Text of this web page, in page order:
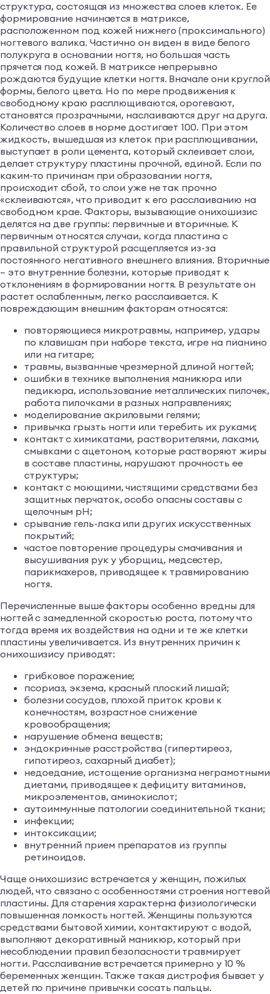
структура, состоящая из множества слоев клеток. Ее
формирование начинается в матриксе,
расположенном под кожей нижнего (проксимального)
ногтевого валика. Частично он виден в виде белого
полукруга в основании ногтя, но большая часть
прячется под кожей. В матриксе непрерывно
рождаются будущие клетки ногтя. Вначале они круглой
формы, белого цвета. Но по мере продвижения к
свободному краю расплющиваются, орогевают,
становятся прозрачными, наслаиваются друг на друга.
Количество слоев в норме достигает 100. При этом
жидкость, вышедшая из клеток при расплющивании,
выступает в роли цемента, который склеивает слои,
делает структуру пластины прочной, единой. Если по
каким-то причинам при образовании ногтя,
происходит сбой, то слои уже не так прочно
«склеиваются», что приводит к его расслаиванию на
свободном крае. Факторы, вызывающие онихошизис
делятся на две группы: первичные и вторичные. К
первичным относятся случаи, когда пластина с
правильной структурой расщепляется из-за
постоянного негативного внешнего влияния. Вторичные
– это внутренние болезни, которые приводят к
отклонениям в формировании ногтя. В результате он
растет ослабленным, легко расслаивается. К
повреждающим внешним факторам относятся:
повторяющиеся микротравмы, например, удары
по клавишам при наборе текста, игре на пианино
или на гитаре;
травмы, вызванные чрезмерной длиной ногтей;
ошибки в технике выполнения маникюра или
педикюра, использование металлических пилочек,
работа пилочками в разных направлениях;
моделирование акриловыми гелями;
привычка грызть ногти или теребить их руками;
контакт с химикатами, растворителями, лаками,
смывками с ацетоном, которые растворяют жиры
в составе пластины, нарушают прочность ее
структуры;
контакт с моющими, чистящими средствами без
защитных перчаток, особо опасны составы с
щелочным pH;
срывание гель-лака или других искусственных
покрытий;
частое повторение процедуры смачивания и
высушивания рук у уборщиц, медсестер,
парикмахеров, приводящее к травмированию
ногтя.
Перечисленные выше факторы особенно вредны для
ногтей с замедленной скоростью роста, потому что
тогда время их воздействия на одни и те же клетки
пластины увеличивается. Из внутренних причин к
онихошизису приводят:
грибковое поражение;
псориаз, экзема, красный плоский лишай;
болезни сосудов, плохой приток крови к
конечностям, возрастное снижение
кровообращения;
нарушение обмена веществ;
эндокринные расстройства (гипертиреоз,
гипотиреоз, сахарный диабет);
недоедание, истощение организма неграмотными
диетами, приводящее к дефициту витаминов,
микроэлементов, аминокислот;
аутоиммунные патологии соединительной ткани;
инфекции;
интоксикации;
внутренний прием препаратов из группы
ретиноидов.
Чаще онихошизис встречается у женщин, пожилых
людей, что связано с особенностями строения ногтевой
пластины. Для старения характерна физиологически
повышенная ломкость ногтей. Женщины пользуются
средствами бытовой химии, контактируют с водой,
выполняют декоративный маникюр, который при
несоблюдении правил безопасности травмирует
ногти. Расслаивание встречается примерно у 10 %
беременных женщин. Также такая дистрофия бывает у
детей по причине привычки сосать пальцы.